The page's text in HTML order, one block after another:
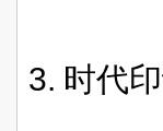
3. 时代